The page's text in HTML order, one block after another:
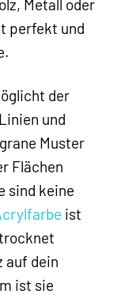
Metall oder
perfekt und
der
und
Muster
Flächen
sind keine
ist
auf dein
ist sie